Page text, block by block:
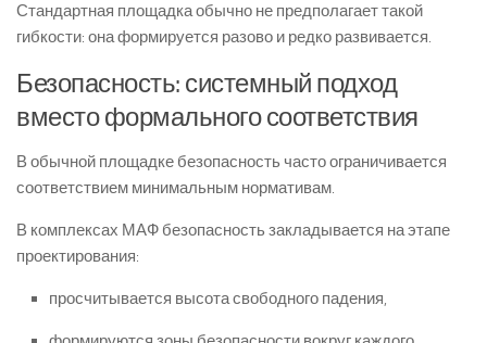
Стандартная площадка обычно не предполагает такой
гибкости: она формируется разово и редко развивается.
Безопасность: системный подход
вместо формального соответствия
В обычной площадке безопасность часто ограничивается
соответствием минимальным нормативам.
В комплексах МАФ безопасность закладывается на этапе
проектирования:
просчитывается высота свободного падения,